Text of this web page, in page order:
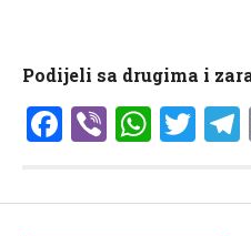
Podijeli sa drugima i
Facebook
Viber